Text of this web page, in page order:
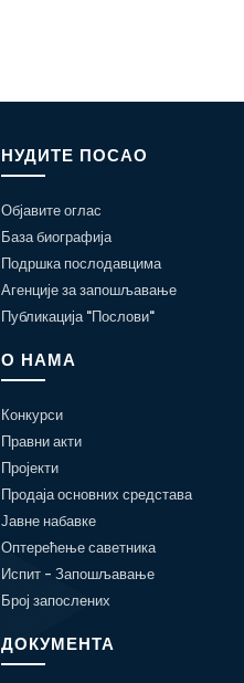
НУДИТЕ ПОСАО
Објавите оглас
База биографија
Подршка послодавцима
Агенције за запошљавање
Публикација "Послови"
О НАМА
Конкурси
Правни акти
Пројекти
Продаја основних средстава
Јавне набавке
Оптерећење саветника
Испит - Запошљавање
Број запослених
ДОКУМЕНТА